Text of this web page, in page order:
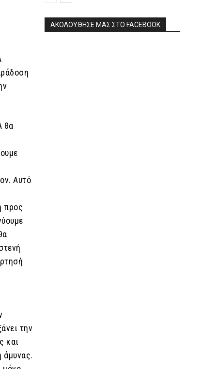
θα
Αυτό
προς
την
και
άμυνας.
ΑΚΟΛΟΥΘΗΣΕ ΜΑΣ ΣΤΟ FACEBOOK